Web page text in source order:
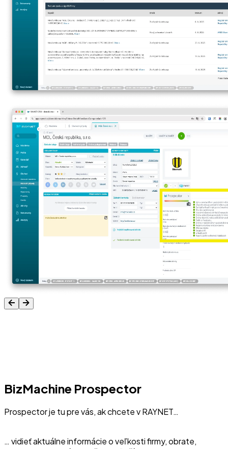
BizMachine Prospector
Prospector je tu pre vás, ak chcete v RAYNET…
… vidieť aktuálne informácie o veľkosti firmy, obrate,